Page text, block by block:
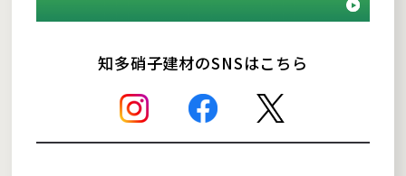
知多硝子建材のSNSはこちら